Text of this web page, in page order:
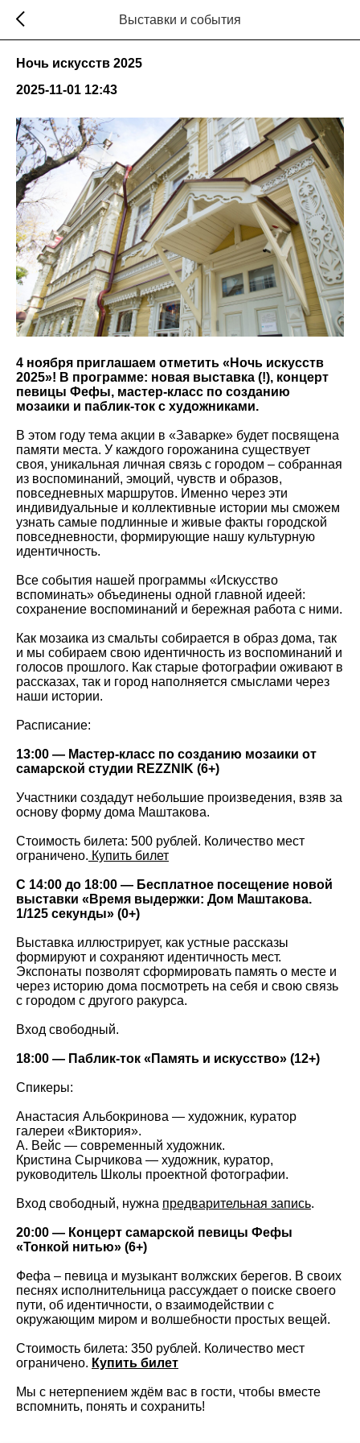
Выставки и события
Ночь искусств 2025
2025-11-01 12:43
4 ноября приглашаем отметить «Ночь искусств
2025»! В программе: новая выставка (!), концерт
певицы Фефы, мастер-класс по созданию
мозаики и паблик-ток с художниками.
В этом году тема акции в «Заварке» будет посвящена
памяти места. У каждого горожанина существует
своя, уникальная личная связь с городом – собранная
из воспоминаний, эмоций, чувств и образов,
повседневных маршрутов. Именно через эти
индивидуальные и коллективные истории мы сможем
узнать самые подлинные и живые факты городской
повседневности, формирующие нашу культурную
идентичность.
Все события нашей программы «Искусство
вспоминать» объединены одной главной идеей:
сохранение воспоминаний и бережная работа с ними.
Как мозаика из смальты собирается в образ дома, так
и мы собираем свою идентичность из воспоминаний и
голосов прошлого. Как старые фотографии оживают в
рассказах, так и город наполняется смыслами через
наши истории.
Расписание:
13:00 — Мастер-класс по созданию мозаики от
самарской студии REZZNIK (6+)
Участники создадут небольшие произведения, взяв за
основу форму дома Маштакова.
Стоимость билета: 500 рублей. Количество мест
ограничено. Купить билет
С 14:00 до 18:00 — Бесплатное посещение новой
выставки «Время выдержки: Дом Маштакова.
1/125 секунды» (0+)
Выставка иллюстрирует, как устные рассказы
формируют и сохраняют идентичность мест.
Экспонаты позволят сформировать память о месте и
через историю дома посмотреть на себя и свою связь
с городом с другого ракурса.
Вход свободный.
18:00 — Паблик-ток «Память и искусство» (12+)
Спикеры:
Анастасия Альбокринова — художник, куратор
галереи «Виктория».
А. Вейс — современный художник.
Кристина Сырчикова — художник, куратор,
руководитель Школы проектной фотографии.
Вход свободный, нужна предварительная запись.
20:00 — Концерт самарской певицы Фефы
«Тонкой нитью» (6+)
Фефа – певица и музыкант волжских берегов. В своих
песнях исполнительница рассуждает о поиске своего
пути, об идентичности, о взаимодействии с
окружающим миром и волшебности простых вещей.
Стоимость билета: 350 рублей. Количество мест
ограничено. Купить билет
Мы с нетерпением ждём вас в гости, чтобы вместе
вспомнить, понять и сохранить!